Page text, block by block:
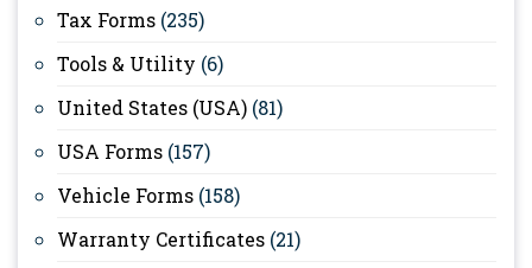
Tax Forms (235)
Tools & Utility (6)
United States (USA) (81)
USA Forms (157)
Vehicle Forms (158)
Warranty Certificates (21)